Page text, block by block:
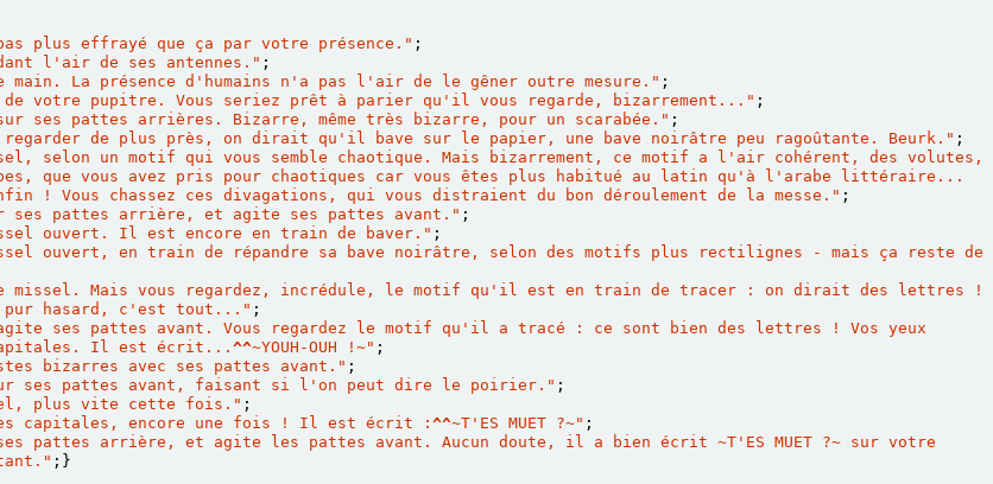
plus effrayé que ça par votre présence." ;
l'air de ses antennes." ;
main. La présence d'humains n'a pas l'air de le gêner outre mesure." ;
de votre pupitre. Vous seriez prêt à parier qu'il vous regarde, bizarrement..." ;
ses pattes arrières. Bizarre, même très bizarre, pour un scarabée." ;
de plus près, on dirait qu'il bave sur le papier, une bave noirâtre peu ragoûtante. Beurk." ;
selon un motif qui vous semble chaotique. Mais bizarrement, ce motif a l'air cohérent, des volutes,
que vous avez pris pour chaotiques car vous êtes plus habitué au latin qu'à l'arabe littéraire...
! Vous chassez ces divagations, qui vous distraient du bon déroulement de la messe." ;
ses pattes arrière, et agite ses pattes avant." ;
ouvert. Il est encore en train de baver." ;
ouvert, en train de répandre sa bave noirâtre, selon des motifs plus rectilignes - mais ça reste de
missel. Mais vous regardez, incrédule, le motif qu'il est en train de tracer : on dirait des lettres !
pur hasard, c'est tout..." ;
ses pattes avant. Vous regardez le motif qu'il a tracé : ce sont bien des lettres ! Vos yeux
Il est écrit... ^^~YOUH-OUH ! ~" ;
bizarres avec ses pattes avant." ;
ses pattes avant, faisant si l'on peut dire le poirier." ;
plus vite cette fois." ;
capitales, encore une fois ! Il est écrit : ^^~T'ES MUET ?~" ;
ses pattes arrière, et agite les pattes avant. Aucun doute, il a bien écrit ~T'ES MUET ?~ sur votre
;}